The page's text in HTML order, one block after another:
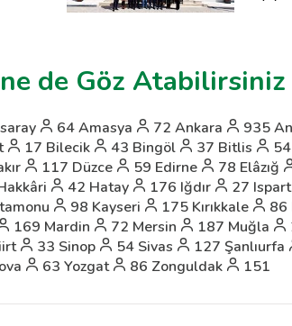
de Göz Atabilirsiniz
64Amasya 72 Ankara 935
17 Bilecik 43 Bingöl 37 Bitlis 54
117 Düzce 59 Edirne 78 Elâzığ
42 Hatay 176 Iğdır 27
98 Kayseri 175 Kırıkkale 86
169 Mardin 72 Mersin 187 Muğla
33 Sinop 54 Sivas 127 Şanlıurfa
63 Yozgat 86 Zonguldak 151